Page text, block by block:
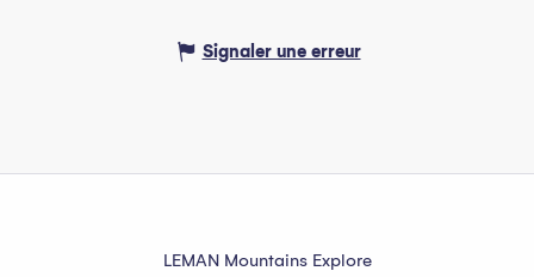
Signaler une erreur
LEMAN Mountains Explore